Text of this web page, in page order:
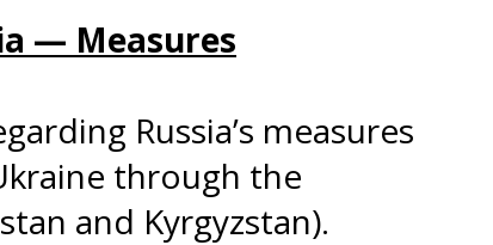
— Measures
Russia’s measures
through the
and Kyrgyzstan).